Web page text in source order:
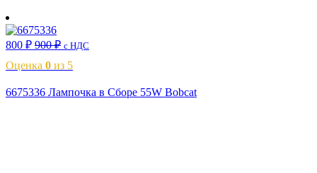
800 ₽ 900₽ с НДС
Оценка 0 из 5
6675336 Лампочка в Сборе 55W Bobcat